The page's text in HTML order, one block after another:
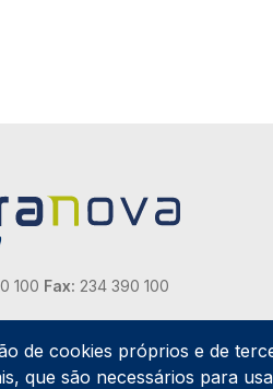
100 Fax: 234 390 100
31
de cookies próprios e de
que são necessários para